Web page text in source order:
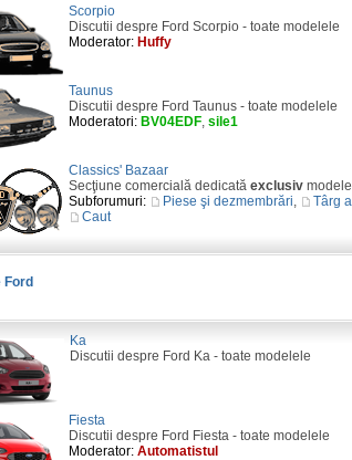
Scorpio
Discutii despre Ford Scorpio - toate modelele
Moderator: Huffy
Taunus
Discutii despre Ford Taunus - toate modelele
Moderatori: BV04EDF, sile1
Classics' Bazaar
Secţiune comercială dedicată exclusiv
Subforumuri:
Piese şi dezmembrări, Târg
Caut
Ford
Ka
Discutii despre Ford Ka - toate modelele
Fiesta
Discutii despre Ford Fiesta - toate modelele
Moderator: Automatistul